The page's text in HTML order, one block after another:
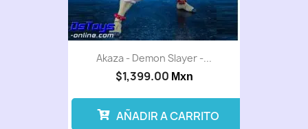
Akaza - Demon Slayer -...
$1,399.00 Mxn
AÑADIR A CARRITO